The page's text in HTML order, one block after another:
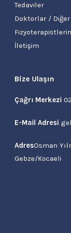
Tedaviler
Doktorlar /
İletişim
Bize Ulaşın
Çağrı Merkezi
E-Mail Adresi
AdresOsman
Gebze/Kocaeli